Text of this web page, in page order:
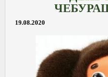
19.08.2020